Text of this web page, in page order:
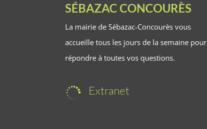
SÉBAZAC CONCOURÈS
La mairie de Sébazac-Concourès vous
accueille tous les jours de la semaine pour
répondre à toutes vos questions.
 Extranet